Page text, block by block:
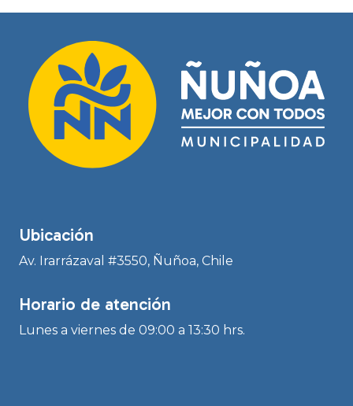
Ubicación
Av. Irarrázaval #3550, Ñuñoa, Chile
Horario de atención
Lunes a viernes de 09:00 a 13:30 hrs.